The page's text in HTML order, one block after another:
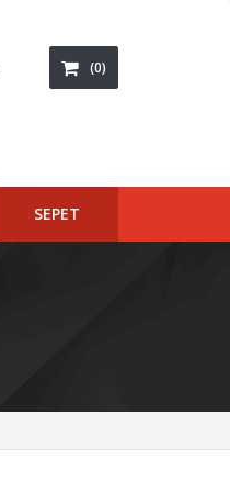
(0)
SEPET